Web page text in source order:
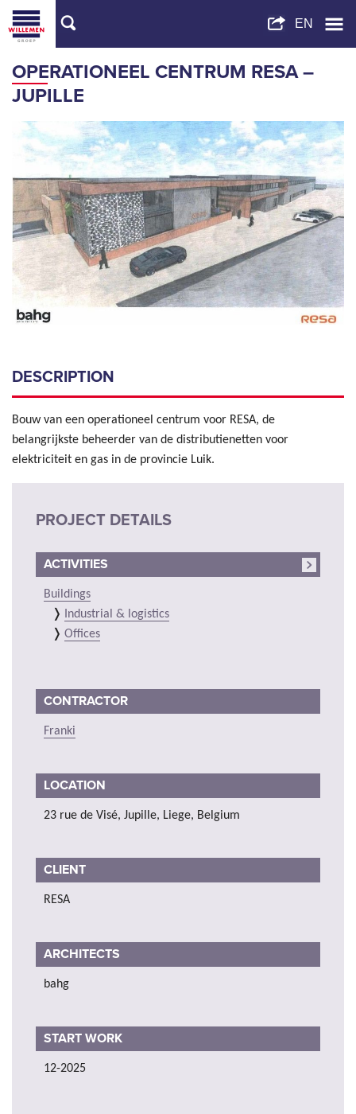
OPERATIONEEL CENTRUM RESA –
JUPILLE
DESCRIPTION
Bouw van een operationeel centrum voor RESA, de
belangrijkste beheerder van de distributienetten voor
elektriciteit en gas in de provincie Luik.
PROJECT DETAILS
ACTIVITIES
Buildings
Industrial & logistics
Offices
CONTRACTOR
Franki
LOCATION
23 rue de Visé, Jupille, Liege, Belgium
CLIENT
RESA
ARCHITECTS
bahg
START WORK
12-2025